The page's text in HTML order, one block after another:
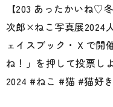
【203 あったかいね♡
次郎×ねこ写真展2024
ェイスブック・Ｘで開
ね！」を押して投票し
2024 #ねこ #猫 #猫好